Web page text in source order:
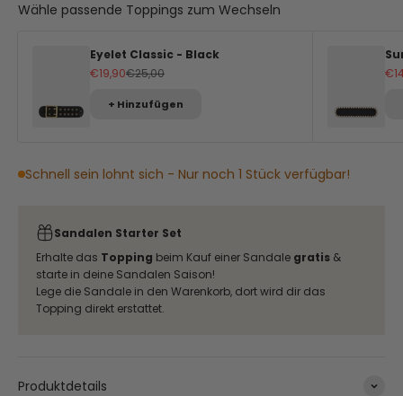
Wähle passende Toppings zum Wechseln
Eyelet Classic - Black
Angebot
€19,90Regulärer Preis
€25,00
+ Hinzufügen
Schnell sein lohnt sich - Nur noch 1 Stück verfügbar!
Sandalen Starter Set
Erhalte das Topping beim Kauf einer Sandale gratis &
starte in deine Sandalen Saison!
Lege die Sandale in den Warenkorb, dort wird dir das
Topping direkt erstattet.
Produktdetails